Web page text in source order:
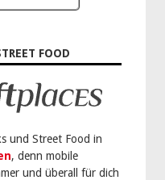
FOOD
und Street Food in
, denn mobile
und überall für dich